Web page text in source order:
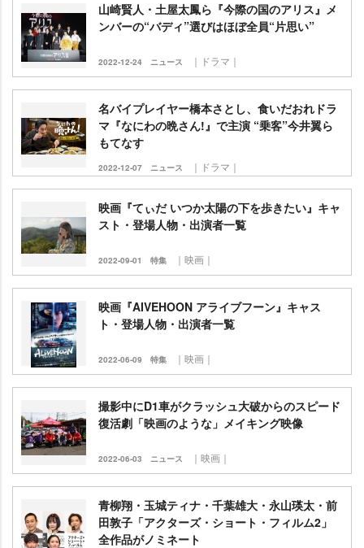
山崎賢人・土屋太鳳ら『今際の国のアリス』メ
ンバーの“バディ”選びはほぼ全員“片思い”
2022-12-24 ニュース ｜ドラマ｜
名バイプレイヤー橋本さとし、食いだおれドラ
マ『なにわの晩さん!』で主演 “乗客”今井翼ら
もてなす
2022-12-07 ニュース ｜ドラマ｜
映画『てぃだ いつか太陽の下を歩きたい』キャ
スト・登場人物・出演者一覧
2022-09-01 特集 ｜映画｜
映画『AIVEHOON アライブフーン』キャス
ト・登場人物・出演者一覧
2022-06-09 特集 ｜映画｜
撮影中にD1車がクラッシュ大破からのスピード
復活劇「映画のような」メイキング映像
2022-06-03 ニュース ｜映画｜
青柳翔・玉城ティナ・千葉雄大・永山瑛太・前
田敦子「アクターズ・ショート・フィルム2」
全作品がノミネート